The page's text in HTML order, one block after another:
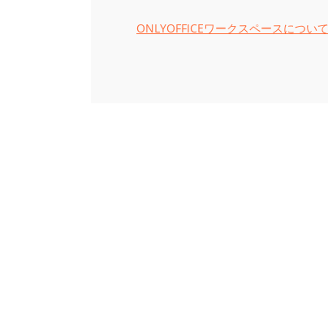
ONLYOFFICEワークスペースについて